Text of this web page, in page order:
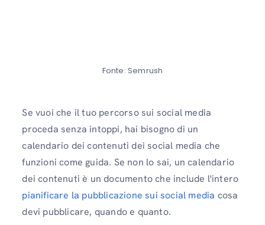
Fonte: Semrush
Se vuoi che il tuo percorso sui social media
proceda senza intoppi, hai bisogno di un
calendario dei contenuti dei social media che
funzioni come guida. Se non lo sai, un calendario
dei contenuti è un documento che include l'intero
pianificare la pubblicazione sui social media cosa
devi pubblicare, quando e quanto.